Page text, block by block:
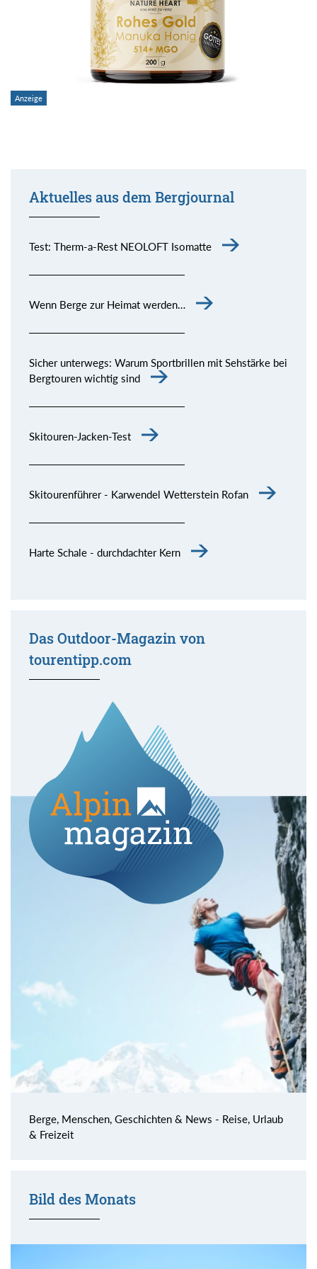
Aktuelles aus dem Bergjournal
Test: Therm-a-Rest NEOLOFT Isomatte
Wenn Berge zur Heimat werden…
Sicher unterwegs: Warum Sportbrillen mit Sehstärke bei
Bergtouren wichtig sind
Skitouren-Jacken-Test
Skitourenführer - Karwendel Wetterstein Rofan
Harte Schale - durchdachter Kern
Das Outdoor-Magazin von
tourentipp.com
Berge, Menschen, Geschichten & News - Reise, Urlaub
& Freizeit
Bild des Monats